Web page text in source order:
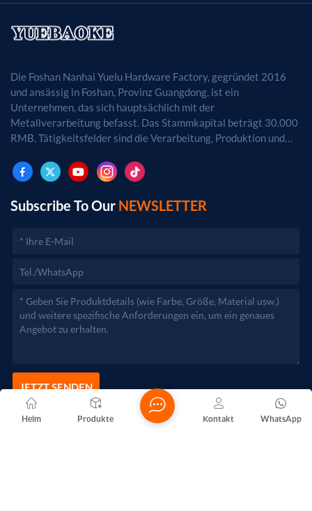
Die Foshan Nanhai Yuelu Hardware Factory, gegründet 2016
und ansässig in Foshan, Provinz Guangdong, ist ein
Unternehmen, das sich hauptsächlich mit der
Metallverarbeitung befasst. Das Stammkapital beträgt 30.000
RMB. Tätigkeitsfelder sind die Verarbeitung, Produktion und
genehmigungspflichtigen Projekten dürfen die
Geschäftstätigkeiten erst nach Genehmigung durch die
zuständigen Behörden aufgenommen werden.)
Subscribe To Our NEWSLETTER
JETZT SENDEN
Heim Produkte WhatsApp
Kontakt